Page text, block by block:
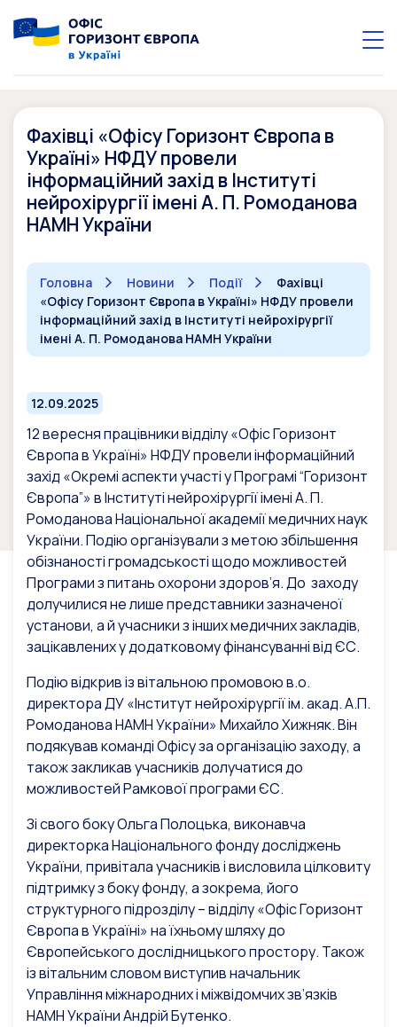
Фахівці «Офісу Горизонт Європа в
Україні» НФДУ провели
інформаційний захід в Інституті
нейрохірургії імені А. П. Ромоданова
НАМН України
Головна Новини Події
Фахівці
«Офісу Горизонт Європа в Україні» НФДУ провели
інформаційний захід в Інституті нейрохірургії
імені А. П. Ромоданова НАМН України
12.09.2025
12 вересня працівники відділу «Офіс Горизонт
Європа в Україні» НФДУ провели інформаційний
захід «Окремі аспекти участі у Програмі “Горизонт
Європа”» в Інституті нейрохірургії імені А. П.
Ромоданова Національної академії медичних наук
України. Подію організували з метою збільшення
обізнаності громадськості щодо можливостей
Програми з питань охорони здоров’я. До заходу
долучилися не лише представники зазначеної
установи, а й учасники з інших медичних закладів,
зацікавлених у додатковому фінансуванні від ЄС.
Подію відкрив із вітальною промовою в.о.
директора ДУ «Інститут нейрохірургії ім. акад. А.П.
Ромоданова НАМН України» Михайло Хижняк. Він
подякував команді Офісу за організацію заходу, а
також закликав учасників долучатися до
можливостей Рамкової програми ЄС.
Зі свого боку Ольга Полоцька, виконавча
директорка Національного фонду досліджень
України, привітала учасників і висловила цілковиту
підтримку з боку фонду, а зокрема, його
структурного підрозділу – відділу «Офіс Горизонт
Європа в Україні» на їхньому шляху до
Європейського дослідницького простору. Також
із вітальним словом виступив начальник
Управління міжнародних і міжвідомчих зв’язків
НАМН України Андрій Бутенко.